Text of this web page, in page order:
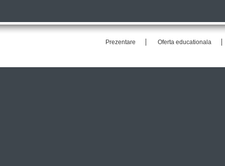
Prezentare Oferta educationala